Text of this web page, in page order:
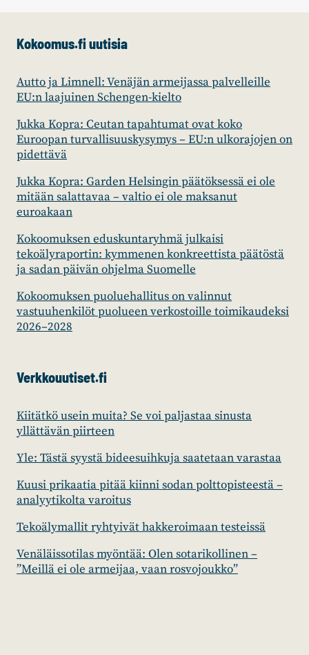
Kokoomus.fi uutisia
Autto ja Limnell: Venäjän armeijassa palvelleille
EU:n laajuinen Schengen-kielto
Jukka Kopra: Ceutan tapahtumat ovat koko
Euroopan turvallisuuskysymys – EU:n ulkorajojen on
pidettävä
Jukka Kopra: Garden Helsingin päätöksessä ei ole
mitään salattavaa – valtio ei ole maksanut
euroakaan
Kokoomuksen eduskuntaryhmä julkaisi
tekoälyraportin: kymmenen konkreettista päätöstä
ja sadan päivän ohjelma Suomelle
Kokoomuksen puoluehallitus on valinnut
vastuuhenkilöt puolueen verkostoille toimikaudeksi
2026–2028
Verkkouutiset.fi
Kiitätkö usein muita? Se voi paljastaa sinusta
yllättävän piirteen
Yle: Tästä syystä bideesuihkuja saatetaan varastaa
Kuusi prikaatia pitää kiinni sodan polttopisteestä –
analyytikolta varoitus
Tekoälymallit ryhtyivät hakkeroimaan testeissä
Venäläissotilas myöntää: Olen sotarikollinen –
”Meillä ei ole armeijaa, vaan rosvojoukko”